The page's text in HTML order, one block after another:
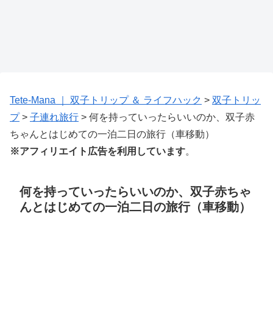
Tete-Mana ｜ 双子トリップ ＆ ライフハック > 双子トリッ
プ> 子連れ旅行 > 何を持っていったらいいのか、双子赤
ちゃんとはじめての一泊二日の旅行（車移動）
※アフィリエイト広告を利用しています。
何を持っていったらいいのか、双子赤ちゃ
んとはじめての一泊二日の旅行（車移動）